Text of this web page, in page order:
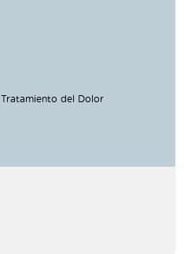
del Dolor